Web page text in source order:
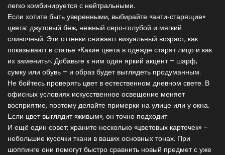
легко комбинируется с нейтральными.
Если хотите быть уверенными, выбирайте «анти‑старящие»
цвета: джутовый беж, нежный серо‑голубой и мягкий
сливочный. Эти оттенки снижают визуальный возраст, как
показывают в статье «Какие цвета в одежде старят лицо и как
их заменить». Добавьте к ним один яркий акцент – шарф,
сумку или обувь – и образ будет выглядеть продуманным.
Не бойтесь проверять цвет в естественном дневном свете. В
офисных условиях искусственное освещение меняет
восприятие, поэтому делайте примерки на улице или у окна.
Если цвет выглядит «живым», он точно подходит.
И ещё один совет: храните несколько «цветовых карточек» –
небольшие кусочки ткани в ваших основных тонах. При
шоппинге они помогут быстро сравнить новый предмет с уже